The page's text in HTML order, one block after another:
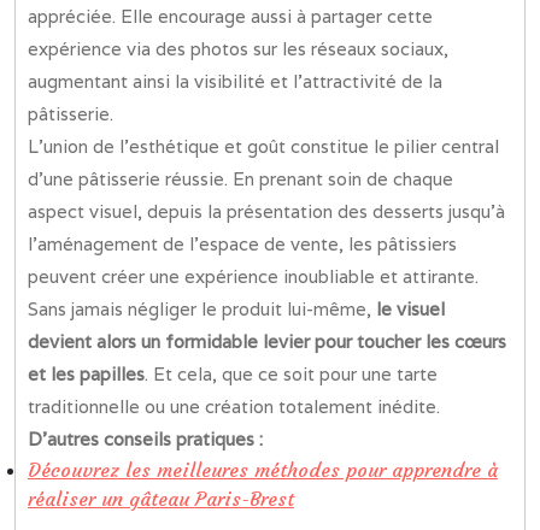
appréciée. Elle encourage aussi à partager cette
expérience via des photos sur les réseaux sociaux,
augmentant ainsi la visibilité et l’attractivité de la
pâtisserie.
L’union de l’esthétique et goût constitue le pilier central
d’une pâtisserie réussie. En prenant soin de chaque
aspect visuel, depuis la présentation des desserts jusqu’à
l’aménagement de l’espace de vente, les pâtissiers
peuvent créer une expérience inoubliable et attirante.
Sans jamais négliger le produit lui-même, le visuel
devient alors un formidable levier pour toucher les cœurs
et les papilles. Et cela, que ce soit pour une tarte
traditionnelle ou une création totalement inédite.
D’autres conseils pratiques :
Découvrez les meilleures méthodes pour apprendre à
réaliser un gâteau Paris-Brest